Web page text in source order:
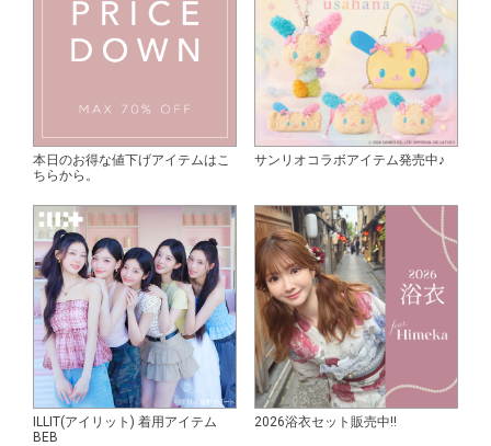
本日のお得な値下げアイテムはこ
ちらから。
サンリオコラボアイテム発売中♪
ILLIT(アイリット) 着用アイテム
BEB
2026浴衣セット販売中!!